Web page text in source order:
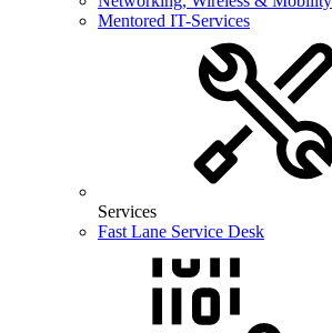
Mentored IT-Services
Services
Fast Lane Service Desk